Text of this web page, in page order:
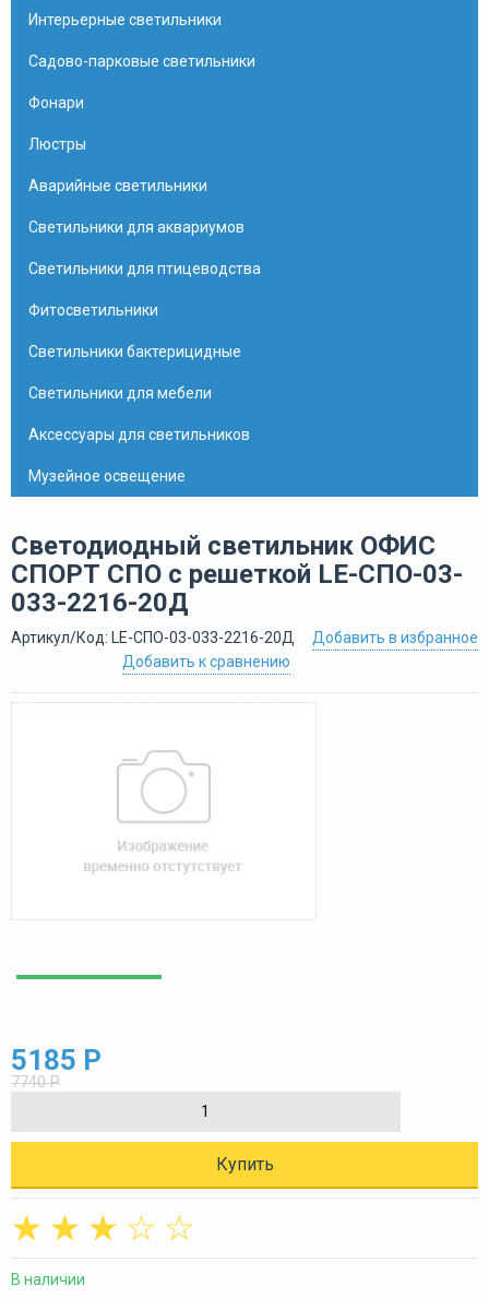
Интерьерные светильники
Садово-парковые светильники
Фонари
Люстры
Аварийные светильники
Светильники для аквариумов
Светильники для птицеводства
Фитосветильники
Светильники бактерицидные
Светильники для мебели
Аксессуары для светильников
Музейное освещение
Светодиодный светильник ОФИС
СПОРТ СПО с решеткой LE-СПО-03-
033-2216-20Д
Артикул/Код: LE-СПО-03-033-2216-20Д
Добавить в избранное
Добавить к сравнению
5185 Р
7740 Р
Купить
☆
☆
☆
☆
☆
В наличии